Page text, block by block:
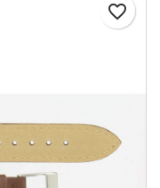
favorite_border